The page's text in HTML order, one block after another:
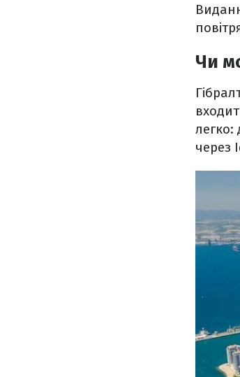
Чи
легко:
через